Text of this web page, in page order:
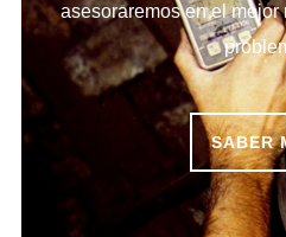
asesoraremos en el
SABER